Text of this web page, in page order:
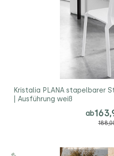
Kristalia PLANA stapelbarer
| Ausführung weiß
ab